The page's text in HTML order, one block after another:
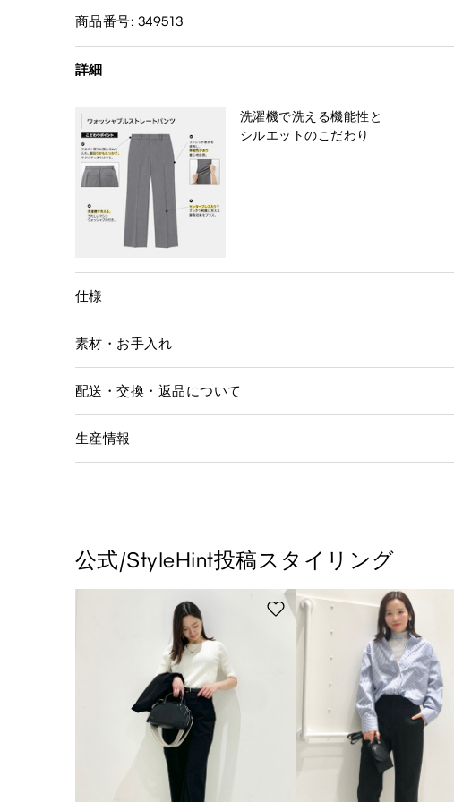
商品番号: 349513
詳細
洗濯機で洗える機能性と
シルエットのこだわり
仕様
素材・お手入れ
配送・交換・返品について
生産情報
公式/StyleHint投稿スタイリング